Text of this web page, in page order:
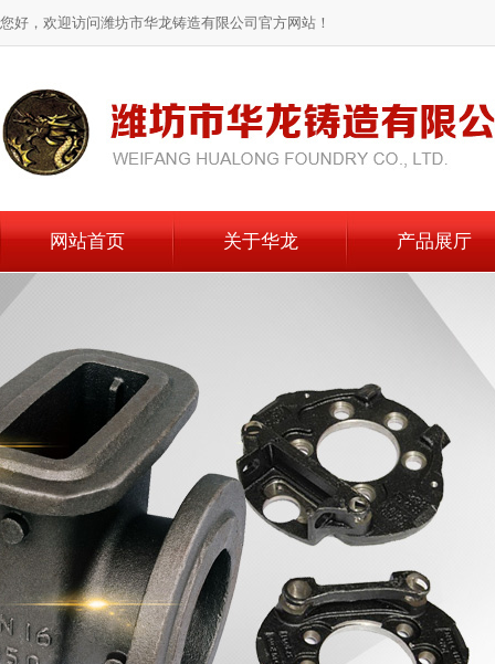
您好，欢迎访问潍坊市华龙铸造有限公司官方网站！
网站首页 关于华龙 产品展厅